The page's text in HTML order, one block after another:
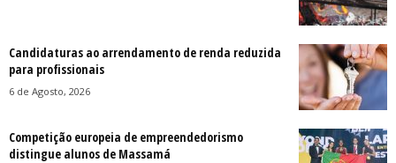
Candidaturas ao arrendamento de renda reduzida
para profissionais
6 de Agosto, 2026
Competição europeia de empreendedorismo
distingue alunos de Massamá